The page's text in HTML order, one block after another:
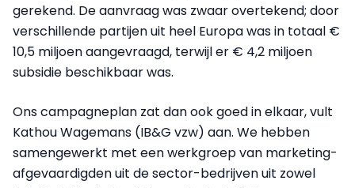
gerekend. De aanvraag was zwaar overtekend; door
verschillende partijen uit heel Europa was in totaal €
10,5 miljoen aangevraagd, terwijl er € 4,2 miljoen
subsidie beschikbaar was.
Ons campagneplan zat dan ook goed in elkaar, vult
Kathou Wagemans (IB&G vzw) aan. We hebben
samengewerkt met een werkgroep van marketing-
afgevaardigden uit de sector-bedrijven uit zowel